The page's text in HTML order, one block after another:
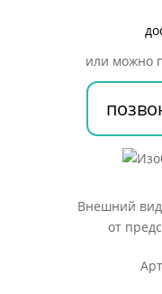
или можно
Внешний вид
от